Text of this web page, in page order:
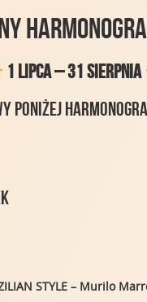
1 lipca – 31 sierpnia
poniżej
STYLE – Murilo